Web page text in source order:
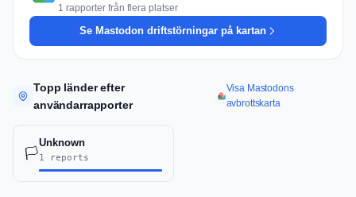
1 rapporter från flera platser
Se Mastodon driftstörningar på kartan
Topp länder efter
användarrapporter
Visa Mastodons
avbrottskarta
🏳️
Unknown
1 reports